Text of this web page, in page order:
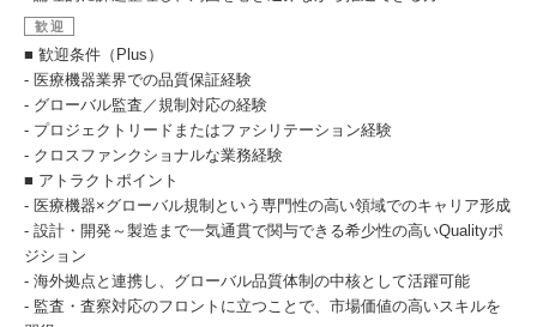
歓迎
■ 歓迎条件（Plus）
- 医療機器業界での品質保証経験
- グローバル監査／規制対応の経験
- プロジェクトリードまたはファシリテーション経験
- クロスファンクショナルな業務経験
■ アトラクトポイント
- 医療機器×グローバル規制という専門性の高い領域でのキャリア形成
- 設計・開発～製造まで一気通貫で関与できる希少性の高いQualityポ
ジション
- 海外拠点と連携し、グローバル品質体制の中核として活躍可能
- 監査・査察対応のフロントに立つことで、市場価値の高いスキルを